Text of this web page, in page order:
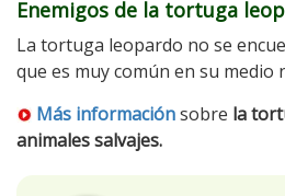
Enemigos de la tortuga
La tortuga leopardo no se
que es muy común en su medio
Más informaciónsobre la
animales salvajes.